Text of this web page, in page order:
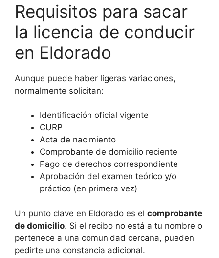
Requisitos para sacar
la licencia de conducir
en Eldorado
Aunque puede haber ligeras variaciones,
normalmente solicitan:
Identificación oficial vigente
CURP
Acta de nacimiento
Comprobante de domicilio reciente
Pago de derechos correspondiente
Aprobación del examen teórico y/o
práctico (en primera vez)
Un punto clave en Eldorado es el comprobante
de domicilio. Si el recibo no está a tu nombre o
pertenece a una comunidad cercana, pueden
pedirte una constancia adicional.